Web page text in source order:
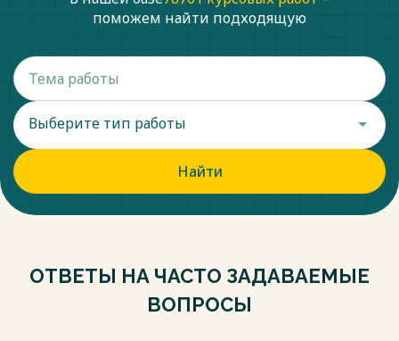
поможем найти подходящую
Выберите тип работы
Найти
ОТВЕТЫ НА ЧАСТО ЗАДАВАЕМЫЕ
ВОПРОСЫ